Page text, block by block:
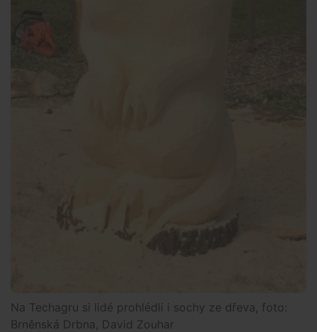
Na Techagru si lidé prohlédli i sochy ze dřeva, foto:
Brněnská Drbna, David Zouhar